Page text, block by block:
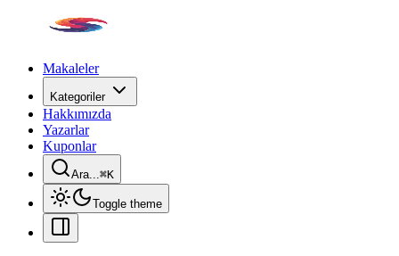
Makaleler
Kategoriler
Hakkımızda
Yazarlar
Kuponlar
Ara...⌘K
Toggle theme